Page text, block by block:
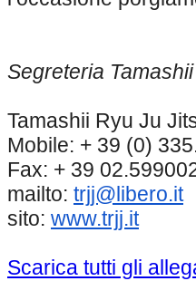
Segreteria
Tamashii Ryu Ju
Mobile: + 39 (0)
Fax: + 39
mailto: trjj@libero.it
sito: www.trjj.it
Scarica tutti gli